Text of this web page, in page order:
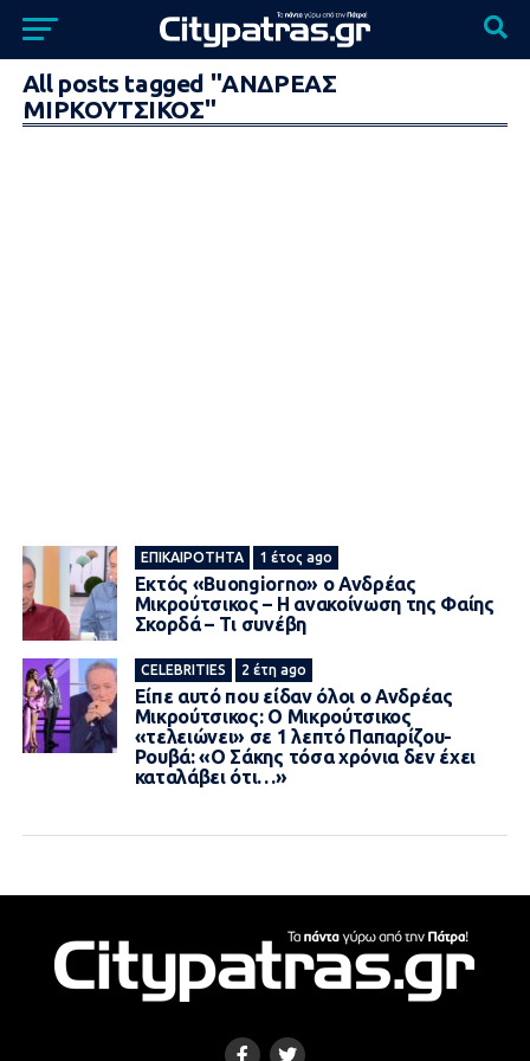
All posts tagged "ΑΝΔΡΕΑΣ
ΜΙΡΚΟΥΤΣΙΚΟΣ"
ΕΠΙΚΑΙΡΌΤΗΤΑ 1 έτος ago
Εκτός «Buongiorno» ο Ανδρέας
Μικρούτσικος – Η ανακοίνωση της Φαίης
Σκορδά – Τι συνέβη
CELEBRITIES 2 έτη ago
Είπε αυτό που είδαν όλοι ο Ανδρέας
Μικρούτσικος: Ο Μικρούτσικος
«τελειώνει» σε 1 λεπτό Παπαρίζου-
Ρουβά: «Ο Σάκης τόσα χρόνια δεν έχει
καταλάβει ότι…»